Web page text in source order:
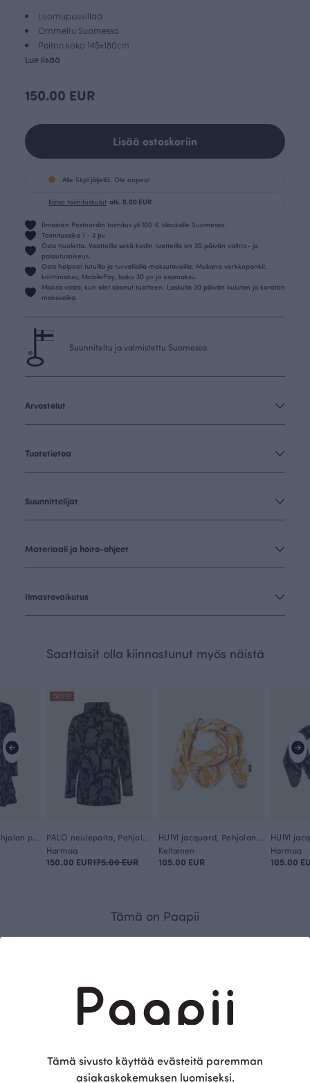
Luomupuuvillaa
Ommeltu Suomessa
Peiton koko 145x180cm
Lue lisää
150.00 EUR
Lisää ostoskoriin
Alle 5kpl jäljellä. Ole nopea!
Katso toimituskulut alk. 0.00 EUR
Ilmainen Postnordin toimitus yli 100 € tilauksille Suomessa.
Toimitusaika 1 - 3 pv
Osta huoletta. Vaatteilla sekä kodin tuotteilla on 30 päivän vaihto- ja
palautusoikeus.
Osta helposti tutuilla ja turvallisilla maksutavoilla. Mukana verkkopankit,
korttimaksu, MobilePay, lasku 30 pv ja osamaksu.
Maksa vasta, kun olet saanut tuotteen. Laskulla 30 päivän kuluton ja koroton
maksuaika.
Suunniteltu ja valmistettu Suomessa.
Arvostelut
Tuotetietoa
Suunnittelijat
Materiaali ja hoito-ohjeet
Ilmastovaikutus
Saattaisit olla kiinnostunut myös näistä
SUMU tunika, Pohjolan portti
OUTLET
PALO neulepaita, Pohjolan portti
Harmaa
150.00 EUR175.00 EUR
HUIVI jacquard, Pohjolan portti
Keltainen
105.00 EUR
Harmaa
105.00
Tämä on Paapii
Tämä sivusto käyttää evästeitä paremman
asiakaskokemuksen luomiseksi.